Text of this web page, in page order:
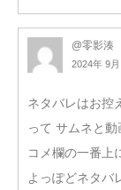
@零影湊
2024年 9月
ネタバレはお控
って サムネと
コメ欄の一番上
よっぽどネタバ